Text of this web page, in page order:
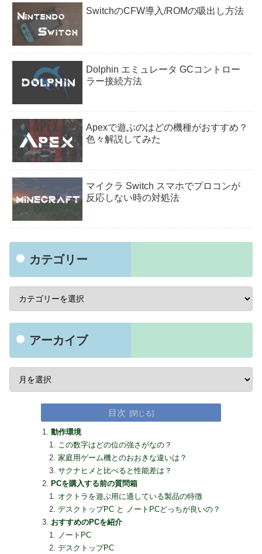
SwitchのCFW導入/ROMの吸出し方法
Dolphin エミュレータ GCコントロー
ラー接続方法
Apexで遊ぶのはどの機種がおすすめ？
色々解説してみた
マイクラ Switch スマホでプロコンが
反応しない時の対処法
カテゴリー
アーカイブ
目次
動作環境
この数字はどの位の強さがなの？
家庭用ゲーム機とのおおきな違いは？
サクナヒメと比べると性能差は？
PCを購入する前の質問箱
オクトラを遊ぶ用に適している製品の特徴
デスクトップPC と ノートPCどっちが良いの？
おすすめのPCを紹介
ノートPC
デスクトップPC